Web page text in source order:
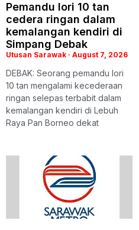
Pemandu lori 10 tan
cedera ringan dalam
kemalangan kendiri di
Simpang Debak
Utusan Sarawak August 7, 2026
DEBAK: Seorang pemandu lori
10 tan mengalami kecederaan
ringan selepas terbabit dalam
kemalangan kendiri di Lebuh
Raya Pan Borneo dekat